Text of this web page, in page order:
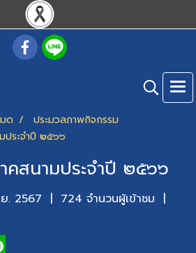
ด
ประมวลภาพกิจกรรม
ประจำปี ๒๕๖๖
คสนามประจำปี ๒๕๖๖
. 2567 | 724 จำนวนผู้เข้าชม |